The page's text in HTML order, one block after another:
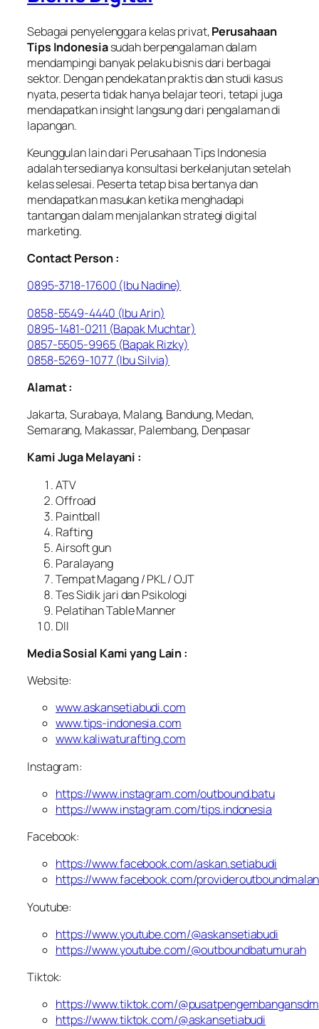
Sebagai penyelenggara kelas privat,Perusahaan
Tips Indonesiasudah berpengalaman dalam
mendampingi banyak pelaku bisnis dari berbagai
sektor. Dengan pendekatan praktis dan studi kasus
nyata, peserta tidak hanya belajar teori, tetapi juga
mendapatkan insight langsung dari pengalaman di
lapangan.
Keunggulan lain dari Perusahaan Tips Indonesia
adalah tersedianya konsultasi berkelanjutan setelah
kelas selesai. Peserta tetap bisa bertanya dan
mendapatkan masukan ketika menghadapi
tantangan dalam menjalankan strategi digital
marketing.
Contact Person :
0895-3718-17600 (Ibu Nadine)
0858-5549-4440 (Ibu Arin)
0895-1481-0211 (Bapak Muchtar)
0857-5505-9965 (Bapak Rizky)
0858-5269-1077 (Ibu Silvia)
Alamat :
Jakarta, Surabaya, Malang, Bandung, Medan,
Semarang, Makassar, Palembang, Denpasar
Kami Juga Melayani :
ATV
Offroad
Paintball
Rafting
Airsoft gun
Paralayang
Tempat Magang / PKL / OJT
Tes Sidik jari dan Psikologi
Pelatihan Table Manner
Dll
Media Sosial Kami yang Lain :
Website:
www.askansetiabudi.com
www.tips-indonesia.com
www.kaliwaturafting.com
Instagram:
https://www.instagram.com/outbound.batu
https://www.instagram.com/tips.indonesia
Facebook:
https://www.facebook.com/askan.setiabudi
https://www.facebook.com/
Youtube:
https://www.youtube.com/@askansetiabudi
https://www.youtube.com/@outboundbatumurah
Tiktok:
https://www.tiktok.com/@pusatpengembangansdm
https://www.tiktok.com/@askansetiabudi